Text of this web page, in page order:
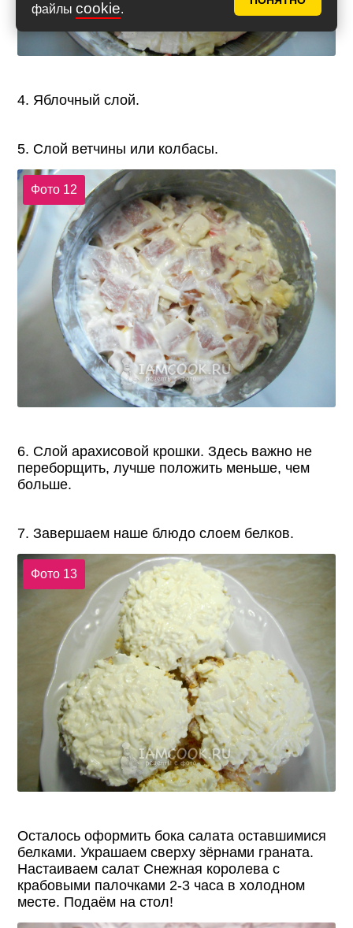
файлы cookie.
4. Яблочный слой.
5. Слой ветчины или колбасы.
Фото 12
6. Слой арахисовой крошки. Здесь важно не
переборщить, лучше положить меньше, чем
больше.
7. Завершаем наше блюдо слоем белков.
Фото 13
Осталось оформить бока салата оставшимися
белками. Украшаем сверху зёрнами граната.
Настаиваем салат Снежная королева с
крабовыми палочками 2-3 часа в холодном
месте. Подаём на стол!